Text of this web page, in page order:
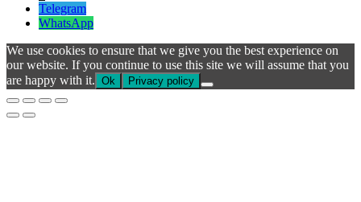
Telegram
WhatsApp
We use cookies to ensure that we give you the best experience on
our website. If you continue to use this site we will assume that you
are happy with it. Ok Privacy policy